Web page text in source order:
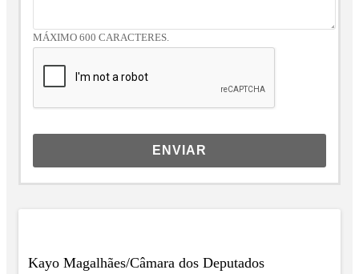
MÁXIMO 600 CARACTERES.
ENVIAR
Kayo Magalhães/Câmara dos Deputados